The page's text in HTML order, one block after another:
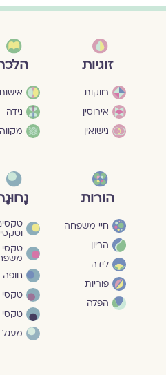
זוגיות
רווקות
אירוסין
נישואין
נידה
מקווה
הורות
חיי משפחה
הריון
לידה
פוריות
הפלה
טקסי
חופה
טקסי